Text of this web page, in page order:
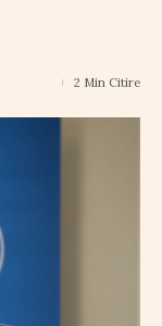
2 Min Citire